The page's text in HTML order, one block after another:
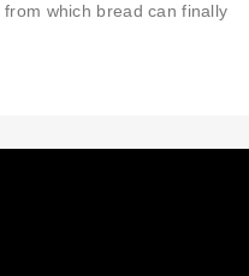
which bread can finally